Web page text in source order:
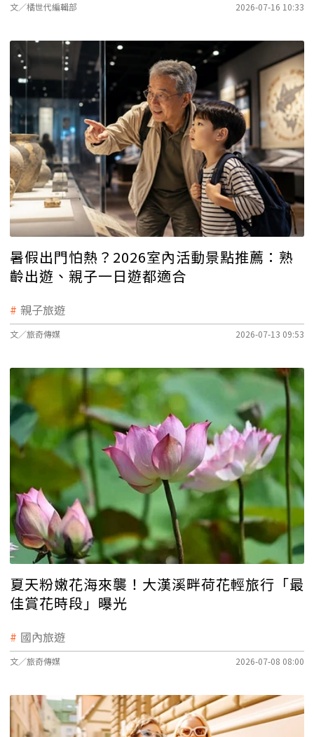
文／橘世代編輯部 2026-07-16 10:33
暑假出門怕熱？2026室內活動景點推薦：熟
齡出遊、親子一日遊都適合
親子旅遊
文／旅奇傳媒 2026-07-13 09:53
夏天粉嫩花海來襲！大漢溪畔荷花輕旅行「最
佳賞花時段」曝光
國內旅遊
文／旅奇傳媒 2026-07-08 08:00